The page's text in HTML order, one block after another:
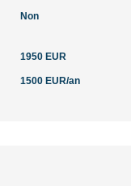
Non
1950 EUR
1500 EUR/an